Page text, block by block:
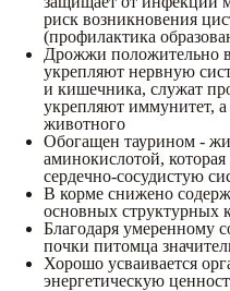
риск возникновения
(профилактика
Дрожжи положительно
укрепляют нервную
и кишечника, служат
укрепляют иммунитет,
животного
Обогащен таурином -
аминокислотой,
сердечно-сосудистую
В корме снижено
основных структурных
Благодаря умеренному
почки питомца
Хорошо усваивается
энергетическую